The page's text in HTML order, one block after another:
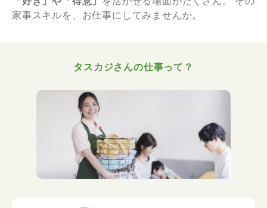
家事スキルを、お仕事にしてみませんか。
タスカジさんの仕事って？